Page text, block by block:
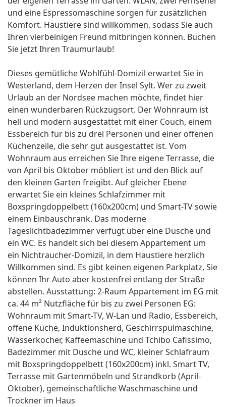
und eine Espressomaschine sorgen für zusätzlichen
Komfort. Haustiere sind willkommen, sodass Sie auch
Ihren vierbeinigen Freund mitbringen können. Buchen
Sie jetzt Ihren Traumurlaub!
Dieses gemütliche Wohlfühl-Domizil erwartet Sie in
Westerland, dem Herzen der Insel Sylt. Wer zu zweit
Urlaub an der Nordsee machen möchte, findet hier
einen wunderbaren Rückzugsort. Der Wohnraum ist
hell und modern ausgestattet mit einer Couch, einem
Essbereich für bis zu drei Personen und einer offenen
Küchenzeile, die sehr gut ausgestattet ist. Vom
Wohnraum aus erreichen Sie Ihre eigene Terrasse, die
von April bis Oktober möbliert ist und den Blick auf
den kleinen Garten freigibt. Auf gleicher Ebene
erwartet Sie ein kleines Schlafzimmer mit
Boxspringdoppelbett (160x200cm) und Smart-TV sowie
einem Einbauschrank. Das moderne
Tageslichtbadezimmer verfügt über eine Dusche und
ein WC. Es handelt sich bei diesem Appartement um
ein Nichtraucher-Domizil, in dem Haustiere herzlich
Willkommen sind. Es gibt keinen eigenen Parkplatz, Sie
können Ihr Auto aber kostenfrei entlang der Straße
abstellen. Ausstattung: 2-Raum Appartement im EG mit
ca. 44 m² Nutzfläche für bis zu zwei Personen EG:
Wohnraum mit Smart-TV, W-Lan und Radio, Essbereich,
offene Küche, Induktionsherd, Geschirrspülmaschine,
Wasserkocher, Kaffeemaschine und Tchibo Cafissimo,
Badezimmer mit Dusche und WC, kleiner Schlafraum
mit Boxspringdoppelbett (160x200cm) inkl. Smart TV,
Terrasse mit Gartenmöbeln und Strandkorb (April-
Oktober), gemeinschaftliche Waschmaschine und
Trockner im Haus